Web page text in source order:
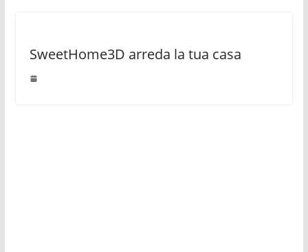
SweetHome3D arreda la tua casa